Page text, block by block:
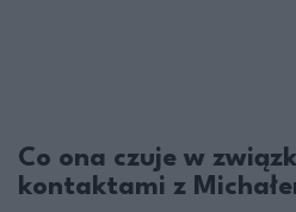
Co ona czuje w
kontaktami z